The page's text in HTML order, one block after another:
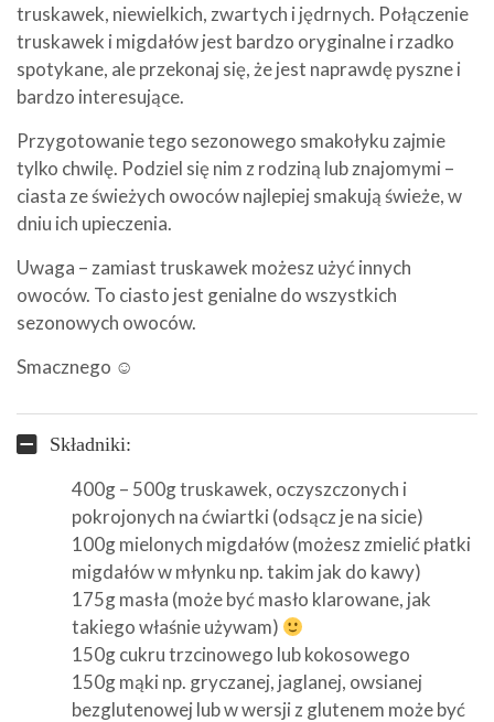
truskawek, niewielkich, zwartych i jędrnych. Połączenie
truskawek i migdałów jest bardzo oryginalne i rzadko
spotykane, ale przekonaj się, że jest naprawdę pyszne i
bardzo interesujące.
Przygotowanie tego sezonowego smakołyku zajmie
tylko chwilę. Podziel się nim z rodziną lub znajomymi –
ciasta ze świeżych owoców najlepiej smakują świeże, w
dniu ich upieczenia.
Uwaga – zamiast truskawek możesz użyć innych
owoców. To ciasto jest genialne do wszystkich
sezonowych owoców.
Smacznego ☺
Składniki:
400g – 500g truskawek, oczyszczonych i
pokrojonych na ćwiartki (odsącz je na sicie)
100g mielonych migdałów (możesz zmielić płatki
migdałów w młynku np. takim jak do kawy)
175g masła (może być masło klarowane, jak
takiego właśnie używam)
150g cukru trzcinowego lub kokosowego
150g mąki np. gryczanej, jaglanej, owsianej
bezglutenowej lub w wersji z glutenem może być